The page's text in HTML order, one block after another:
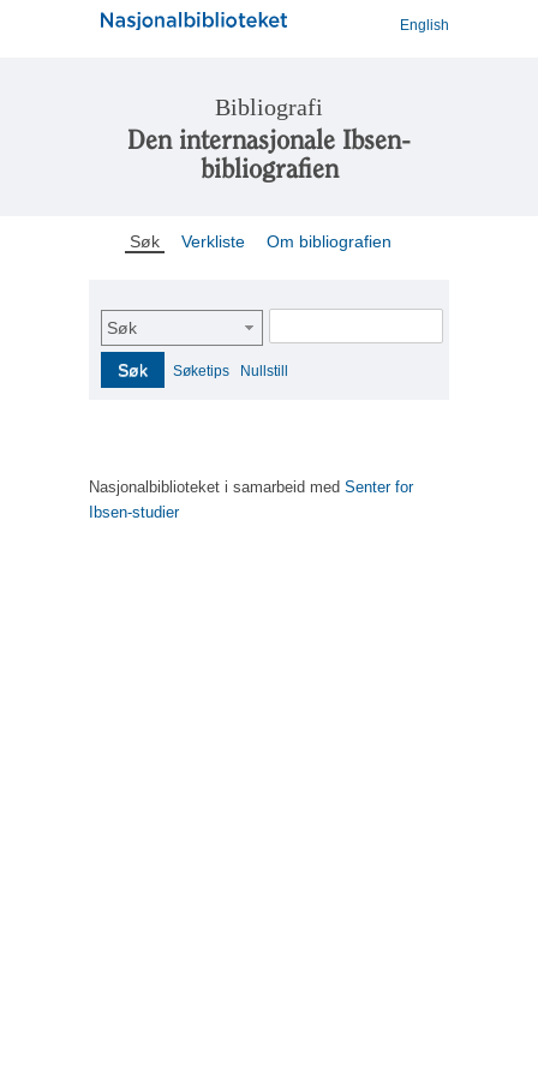
English
Bibliografi
Den internasjonale Ibsen-
bibliografien
Søk Verkliste Om bibliografien
Søk
Søk Søketips Nullstill
Nasjonalbiblioteket i samarbeid med Senter for
Ibsen-studier